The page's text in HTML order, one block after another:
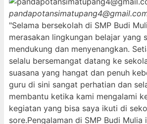
"Selama bersekolah di SMP Budi
merasakan lingkungan belajar yang
mendukung dan menyenangkan.
selalu bersemangat datang ke
suasana yang hangat dan penuh
guru di sini sangat perhatian dan
membantu ketika kami mengalami
kegiatan yang bisa saya ikuti di
sore.Pengalaman di SMP Budi Mulia